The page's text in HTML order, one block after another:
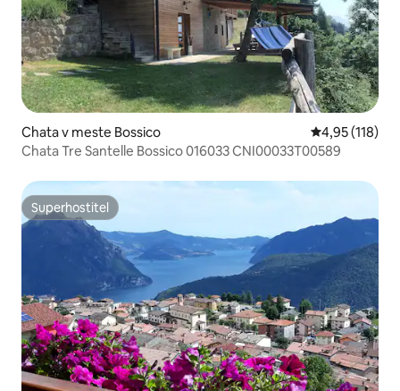
Chata v meste Bossico Priemerné
4,95 (118)
Chata Tre Santelle Bossico 016033 CNI00033T00589
Superhostiteľ
Superhostiteľ